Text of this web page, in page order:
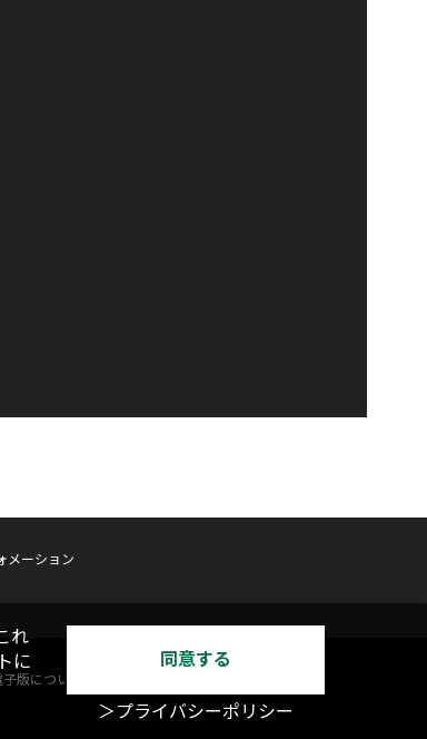
メーション
版について
れ
に
同意する
＞プライバシーポリシー